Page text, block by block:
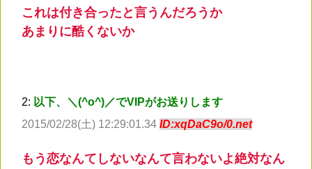
これは付き合ったと言うんだろうか
あまりに酷くないか
2: 以下、＼(^o^)／でVIPがお送りします
2015/02/28(土) 12:29:01.34 ID:xqDaC9o/0.net
もう恋なんてしないなんて言わないよ絶対なん